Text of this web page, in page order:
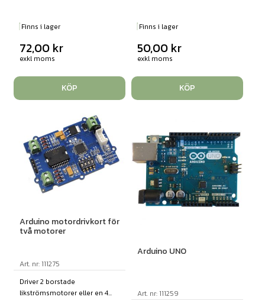
Finns i lager
72,00 kr
exkl moms
KÖP
Finns i lager
50,00 kr
exkl moms
KÖP
Arduino motordrivkort för
två motorer
Art. nr: 111275
Driver 2 borstade
likströmsmotorer eller en 4...
Arduino UNO
Art. nr: 111259